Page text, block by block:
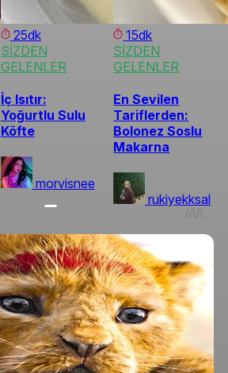
25dk
SİZDEN
GELENLER
İç Isıtır:
Yoğurtlu Sulu
Köfte
morvisnee
15dk
SİZDEN
GELENLER
En Sevilen
Tariflerden:
Bolonez Soslu
Makarna
rukiyekksal